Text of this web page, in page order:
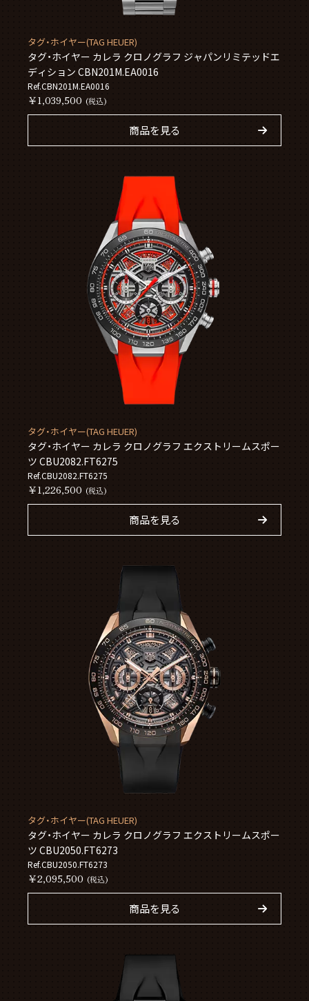
タグ・ホイヤー(TAG HEUER)
タグ・ホイヤー カレラ クロノグラフ ジャパンリミテッドエ
ディション CBN201M.EA0016
Ref.CBN201M.EA0016
￥1,039,500 (税込)
商品を見る
タグ・ホイヤー(TAG HEUER)
タグ・ホイヤー カレラ クロノグラフ エクストリームスポー
ツ CBU2082.FT6275
Ref.CBU2082.FT6275
￥1,226,500 (税込)
商品を見る
タグ・ホイヤー(TAG HEUER)
タグ・ホイヤー カレラ クロノグラフ エクストリームスポー
ツ CBU2050.FT6273
Ref.CBU2050.FT6273
￥2,095,500 (税込)
商品を見る